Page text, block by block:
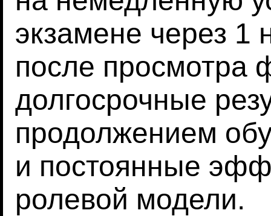
экзамене через 1
после просмотра
долгосрочные
продолжением
и постоянные
ролевой модели.